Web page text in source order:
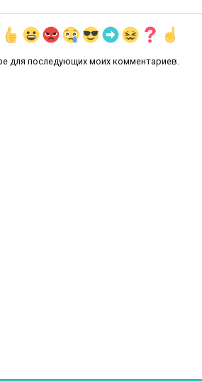
для последующих моих комментариев.